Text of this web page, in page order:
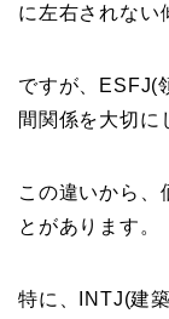
に左右されない
ですが、ESFJ(
間関係を大切に
この違いから、
とがあります。
特に、INTJ(建